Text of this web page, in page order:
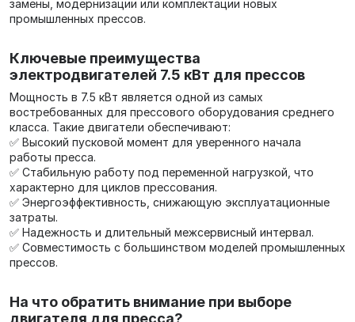
замены, модернизации или комплектации новых
промышленных прессов.
Ключевые преимущества
электродвигателей 7.5 кВт для прессов
Мощность в 7.5 кВт является одной из самых
востребованных для прессового оборудования среднего
класса. Такие двигатели обеспечивают:
✅ Высокий пусковой момент для уверенного начала
работы пресса.
✅ Стабильную работу под переменной нагрузкой, что
характерно для циклов прессования.
✅ Энергоэффективность, снижающую эксплуатационные
затраты.
✅ Надежность и длительный межсервисный интервал.
✅ Совместимость с большинством моделей промышленных
прессов.
На что обратить внимание при выборе
двигателя для пресса?